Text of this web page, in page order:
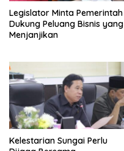
Legislator Minta Pemerintah
Dukung Peluang Bisnis yang
Menjanjikan
Kelestarian Sungai Perlu